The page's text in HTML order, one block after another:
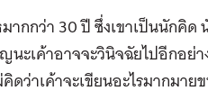
ากกว่า 30 ปี ซึ่งเขาเป็นนัก
นะเค้าอาจจะวินิจฉัยไปอีกอย่
ดว่าเค้าจะเขียนอะไรมากมาย